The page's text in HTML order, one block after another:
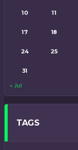
10 11
17 18
24 25
31
« Jul
TAGS